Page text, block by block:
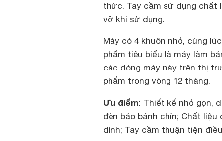
thức. Tay cầm sử dụng
vỡ khi sử dụng.
Máy có 4 khuôn nhỏ, cùng
phẩm tiêu biểu là máy làm
các dòng máy này trên thị
phẩm trong vòng 12 tháng.
Ưu điểm: Thiết kế nhỏ gọn,
đèn báo bánh chín; Chất
dính; Tay cầm thuận tiện